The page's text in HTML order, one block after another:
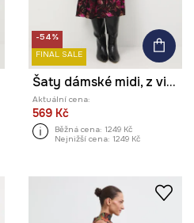
-54%
FINAL SALE
Šaty dámské midi, z viskózy, se vzorem
Aktuální cena:
569 Kč
Běžná cena: 1249 Kč
Nejnižší cena: 1249 Kč